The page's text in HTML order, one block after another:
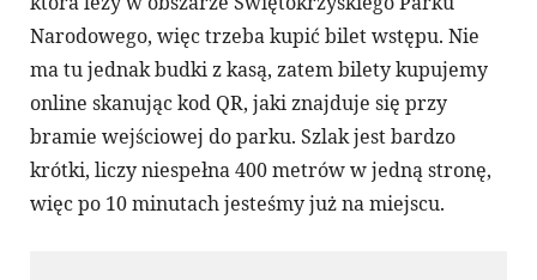
Narodowego, więc trzeba kupić bilet wstępu. Nie
ma tu jednak budki z kasą, zatem bilety kupujemy
online skanując kod QR, jaki znajduje się przy
bramie wejściowej do parku. Szlak jest bardzo
krótki, liczy niespełna 400 metrów w jedną stronę,
więc po 10 minutach jesteśmy już na miejscu.